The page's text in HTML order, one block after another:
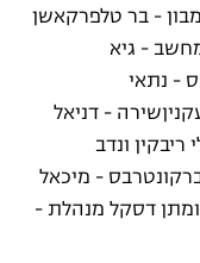
- בר טלפרקאשן
- גיא
- נתאי
- דניאל
ריבקין ונדב
- מיכאל
ומתן דסקל מנהלת -